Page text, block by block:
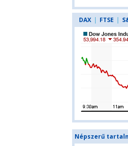
DAX | FTSE |
Népszerű